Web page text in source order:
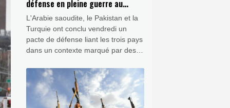
défense en pleine guerre au
Moyen-Orient
L'Arabie saoudite, le Pakistan et la
Turquie ont conclu vendredi un
pacte de défense liant les trois pays
dans un contexte marqué par des
saoudien et la guerre au Moyen-
Orient.